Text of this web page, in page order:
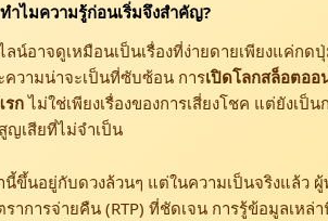
ำไมความรู้ก่อนเริ่มจึงสำคัญ?
ลน์อาจดูเหมือนเป็นเรื่องที่ง่ายดายเพียงแค่ก
วามน่าจะเป็นที่ซับซ้อน การเปิดโลกสล็อตอ
รกไม่ใช่เพียงเรื่องของการเสี่ยงโชค แต่ยังเป็
ญเสียที่ไม่จำเป็น
นี้ขึ้นอยู่กับดวงล้วนๆ แต่ในความเป็นจริงแล้ว
าการจ่ายคืน (RTP) ที่ชัดเจน การรู้ข้อมูลเหล่